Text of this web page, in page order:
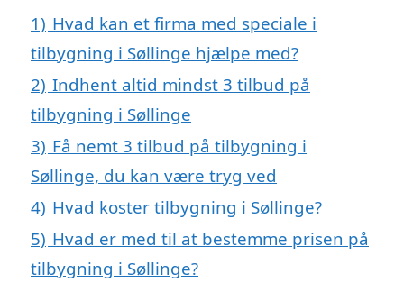
1) Hvad kan et firma med speciale i
tilbygning i Søllinge hjælpe med?
2) Indhent altid mindst 3 tilbud på
tilbygning i Søllinge
3) Få nemt 3 tilbud på tilbygning i
Søllinge, du kan være tryg ved
4) Hvad koster tilbygning i Søllinge?
5) Hvad er med til at bestemme prisen på
tilbygning i Søllinge?